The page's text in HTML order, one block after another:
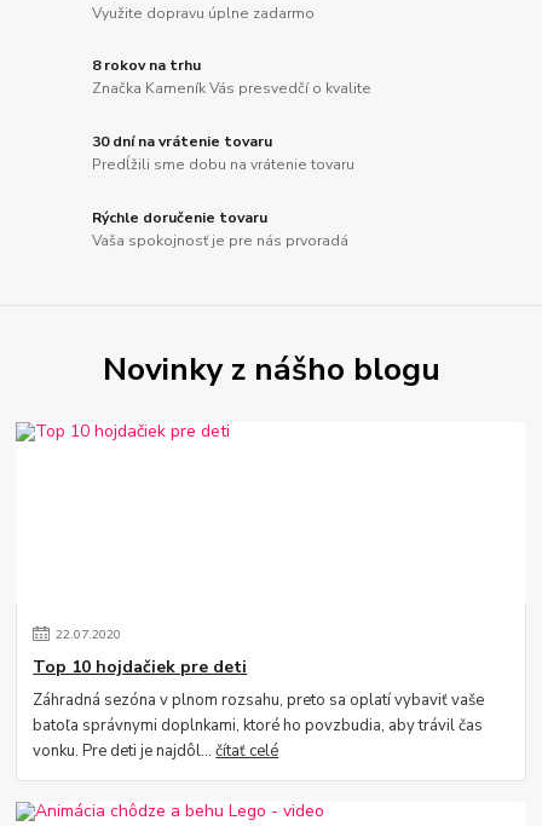
Využite dopravu úplne zadarmo
8 rokov na trhu
Značka Kameník Vás presvedčí o kvalite
30 dní na vrátenie tovaru
Predĺžili sme dobu na vrátenie tovaru
Rýchle doručenie tovaru
Vaša spokojnosť je pre nás prvoradá
Novinky z nášho blogu
22.07.2020
Top 10 hojdačiek pre deti
Záhradná sezóna v plnom rozsahu, preto sa oplatí vybaviť vaše
batoľa správnymi doplnkami, ktoré ho povzbudia, aby trávil čas
vonku. Pre deti je najdôl...čítať celé